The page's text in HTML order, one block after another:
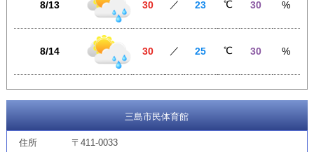
8/13 30 ／ 23 ℃ 30 %
8/14 30 ／ 25 ℃ 30 %
三島市民体育館
住所
〒411-0033